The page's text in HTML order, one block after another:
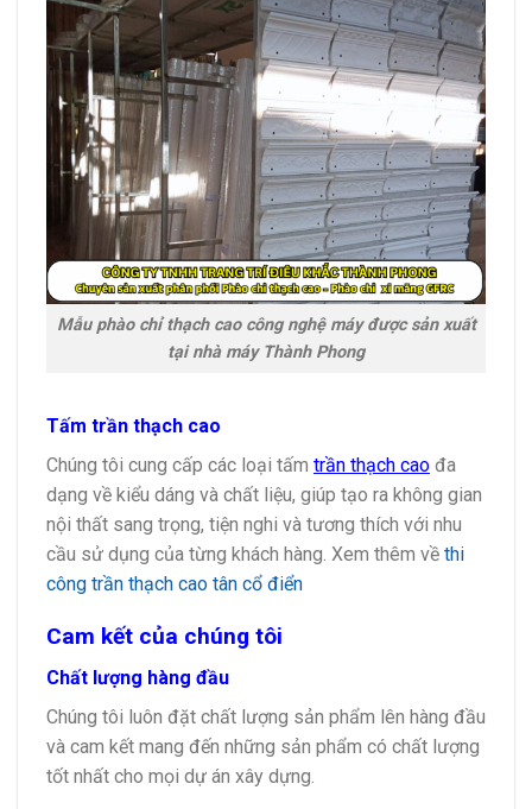
Mẫu phào chỉ thạch cao công nghệ máy được sản xuất
tại nhà máy Thành Phong
Tấm trần thạch cao
Chúng tôi cung cấp các loại tấm trần thạch cao đa
dạng về kiểu dáng và chất liệu, giúp tạo ra không gian
nội thất sang trọng, tiện nghi và tương thích với nhu
cầu sử dụng của từng khách hàng. Xem thêm về thi
công trần thạch cao tân cổ điển
Cam kết của chúng tôi
Chất lượng hàng đầu
Chúng tôi luôn đặt chất lượng sản phẩm lên hàng đầu
và cam kết mang đến những sản phẩm có chất lượng
tốt nhất cho mọi dự án xây dựng.